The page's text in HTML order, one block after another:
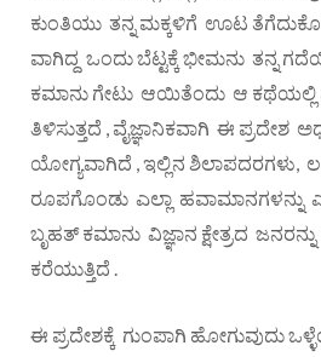
ಕುಂತಿಯು ತನ್ನ ಮಕ್ಕಳಿಗೆ ಊಟ
ವಾಗಿದ್ದ ಒಂದು ಬೆಟ್ಟಕ್ಕೆ ಭೀಮನು ತನ್ನ
ಕಮಾನು ಗೇಟು ಆಯಿತೆಂದು ಆ
ತಿಳಿಸುತ್ತದೆ , ವೈಜ್ಞಾನಿಕವಾಗಿ ಈ ಪ್ರದೇಶ
ಯೋಗ್ಯವಾಗಿದೆ , ಇಲ್ಲಿನ ಶಿಲಾಪದರಗಳು,
ರೂಪಗೊಂಡು ಎಲ್ಲಾ ಹವಾಮಾನಗಳನ್ನು
ಬೃಹತ್ ಕಮಾನು ವಿಜ್ಞಾನ ಕ್ಷೇತ್ರದ
ಕರೆಯುತ್ತಿದೆ .
ಈ ಪ್ರದೇಶಕ್ಕೆ ಗುಂಪಾಗಿ ಹೋಗುವುದು